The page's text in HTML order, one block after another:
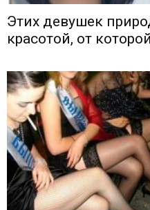
Этих девушек
красотой, от